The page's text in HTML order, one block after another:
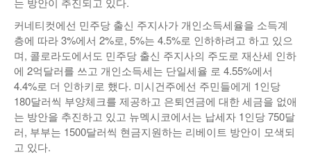
커네티컷에선 민주당 출신 주지사가 개인소득세율을 소득계
층에 따라 3%에서 2%로, 5%는 4.5%로 인하하려고 하고 있으
며, 콜로라도에서도 민주당 출신 주지사의 주도로 재산세 인하
에 2억달러를 쓰고 개인소득세는 단일세율 로 4.55%에서
4.4%로 더 인하키로 했다. 미시건주에선 주민들에게 1인당
180달러씩 부양체크를 제공하고 은퇴연금에 대한 세금을 없애
는 방안을 추진하고 있고 뉴멕시코에서는 납세자 1인당 750달
러, 부부는 1500달러씩 현금지원하는 리베이트 방안이 모색되
고 있다.